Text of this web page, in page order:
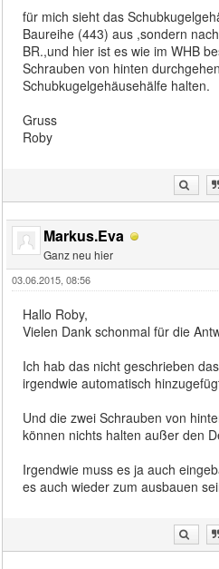
für mich sieht das
Baureihe (443) aus ,sondern
BR.,und hier ist es wie im WHB
Schrauben von hinten
Schubkugelgehäusehälfe halten.
Gruss
Roby
Markus.Eva
Ganz neu hier
03.06.2015, 08:56
Hallo Roby,
Vielen Dank schonmal für die
Ich hab das nicht geschrieben
irgendwie automatisch
Und die zwei Schrauben von
können nichts halten außer den
Irgendwie muss es ja auch
es auch wieder zum ausbauen